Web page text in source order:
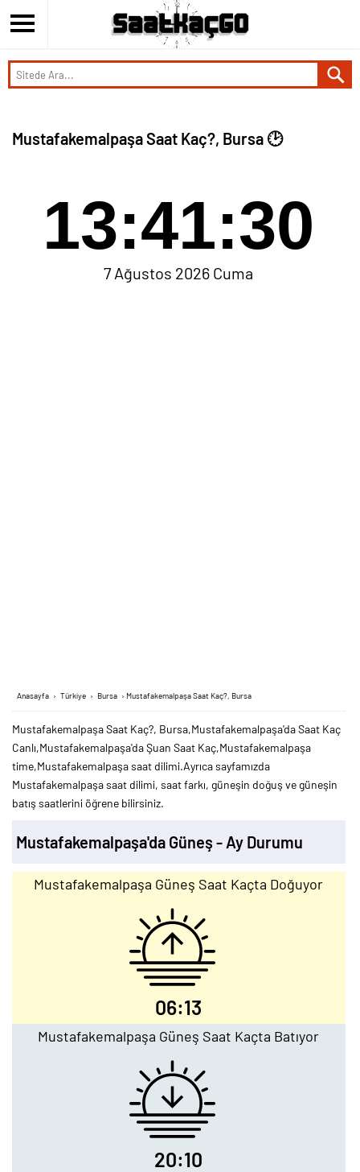
Mustafakemalpaşa Saat Kaç?, Bursa 🕑
13:41:30
7 Ağustos 2026 Cuma
Anasayfa › Türkiye › Bursa › Mustafakemalpaşa Saat Kaç?, Bursa
Mustafakemalpaşa Saat Kaç?, Bursa,Mustafakemalpaşa'da Saat Kaç
Canlı,Mustafakemalpaşa'da Şuan Saat Kaç,Mustafakemalpaşa
time,Mustafakemalpaşa saat dilimi.Ayrıca sayfamızda
Mustafakemalpaşa saat dilimi, saat farkı, güneşin doğuş ve güneşin
batış saatlerini öğrene bilirsiniz.
Mustafakemalpaşa'da Güneş - Ay Durumu
Mustafakemalpaşa Güneş Saat Kaçta Doğuyor
06:13
Mustafakemalpaşa Güneş Saat Kaçta Batıyor
20:10